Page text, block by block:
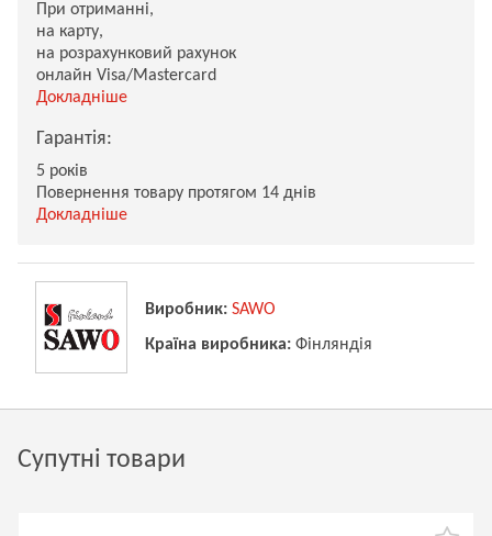
При отриманні,
на карту,
на розрахунковий рахунок
онлайн Visa/Mastercard
Докладніше
Гарантія:
5 років
Повернення товару протягом 14 днів
Докладніше
Виробник: SAWO
Країна виробника: Фінляндія
Супутні товари